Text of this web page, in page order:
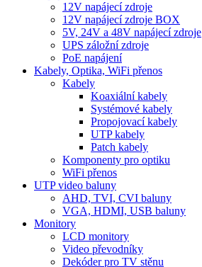
12V napájecí zdroje
12V napájecí zdroje BOX
5V, 24V a 48V napájecí zdroje
UPS záložní zdroje
PoE napájení
Kabely, Optika, WiFi přenos
Kabely
Koaxiální kabely
Systémové kabely
Propojovací kabely
UTP kabely
Patch kabely
Komponenty pro optiku
WiFi přenos
UTP video baluny
AHD, TVI, CVI baluny
VGA, HDMI, USB baluny
Monitory
LCD monitory
Video převodníky
Dekóder pro TV stěnu